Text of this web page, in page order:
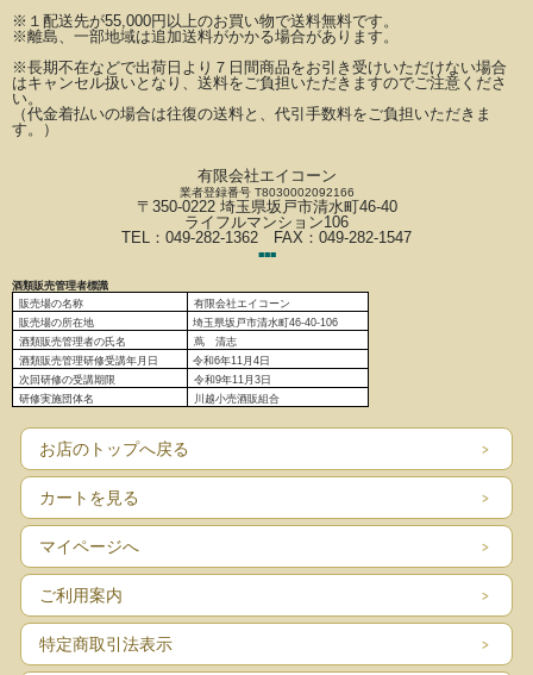
※ １配送先が55,000円以上のお買い物で送料無料です。
※離島、一部地域は追加送料がかかる場合があります。
※長期不在などで出荷日より７日間商品をお引き受けいただけない場合
はキャンセル扱いとなり、 送料をご負担いただきますのでご注意くださ
い。
（代金着払いの場合は往復の送料と、代引手数料をご負担いただきま
す。）
有限会社エイコーン
業者登録番号 T8030002092166
〒350-0222 埼玉県坂戸市清水町46-40
ライフルマンション106
TEL：049-282-1362 FAX：049-282-1547
■■■
酒類販売管理者標識
販売場の名称
有限会社エイコーン
販売場の所在地
埼玉県坂戸市清水町46-40-106
酒類販売管理者の氏名
蔦 清志
酒類販売管理研修受講年月日
令和6年11月4日
次回研修の受講期限
令和9年11月3日
研修実施団体名
川越小売酒販組合
お店のトップへ戻る
カートを見る
マイページへ
ご利用案内
特定商取引法表示